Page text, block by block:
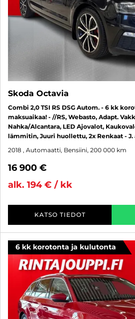
Skoda Octavia
Combi 2,0 TSI RS DSG Autom. - 6 kk
maksuaikaa! - //RS, Webasto, Adapt.
Nahka/Alcantara, LED Ajovalot,
lämmitin, Juuri huollettu, 2x Renkaat - J.
2018 , Automaatti, Bensiini, 200 000 km
16 900 €
alk. 194 € / kk
KATSO TIEDOT
6 kk korotonta ja kulutonta